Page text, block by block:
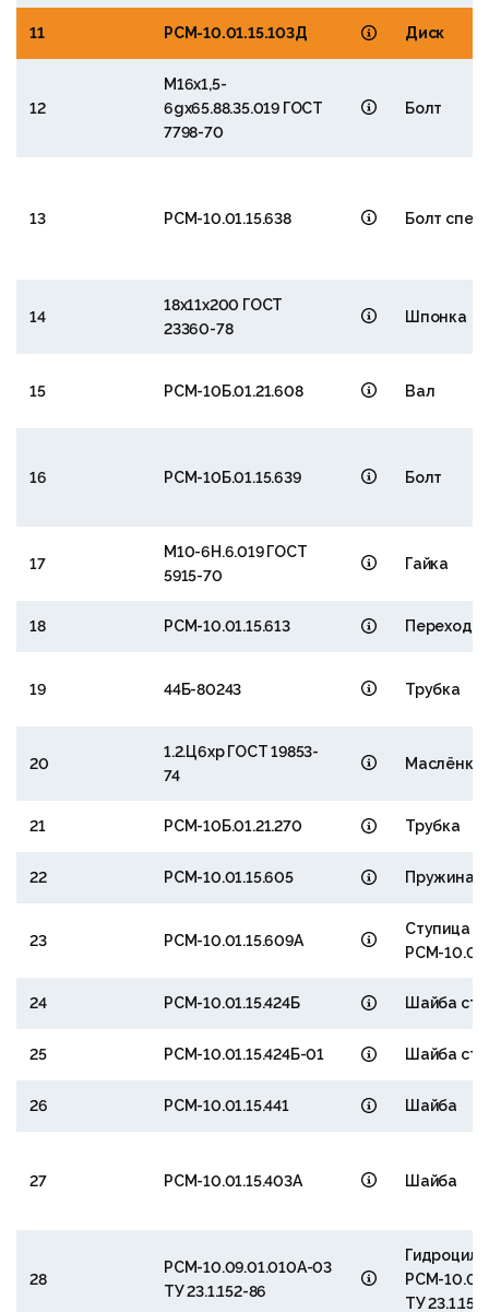
11 РСМ-10.01.15.103Д Диск
12
М16х1,5-
6gх65.88.35.019 ГОСТ
7798-70
Болт
13 РСМ-10.01.15.638 Болт
14
18х11х200 ГОСТ
23360-78
Шпонка
15 РСМ-10Б.01.21.608 Вал
16 РСМ-10Б.01.15.639 Болт
17
М10-6Н.6.019 ГОСТ
5915-70
Гайка
18 РСМ-10.01.15.613
19 44Б-80243 Трубка
20
1.2.Ц6хр ГОСТ 19853-
74
Маслёнка
21 РСМ-10Б.01.21.270 Трубка
22 РСМ-10.01.15.605 Пружина
23 РСМ-10.01.15.609А
Ступица
РСМ-
24 РСМ-10.01.15.424Б Шайба
25 РСМ-10.01.15.424Б-01 Шайба
26 РСМ-10.01.15.441 Шайба
27 РСМ-10.01.15.403А Шайба
28
РСМ-10.09.01.010А-03
ТУ 23.1.152-86
РСМ-
ТУ